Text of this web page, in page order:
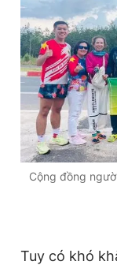
Cộng đồng
Tuy có khó